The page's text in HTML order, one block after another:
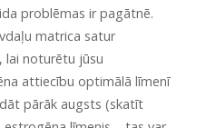
problēmas ir pagātnē.
matrica satur
lai noturētu jūsu
attiecību optimālā līmenī
pārāk augsts (skatīt